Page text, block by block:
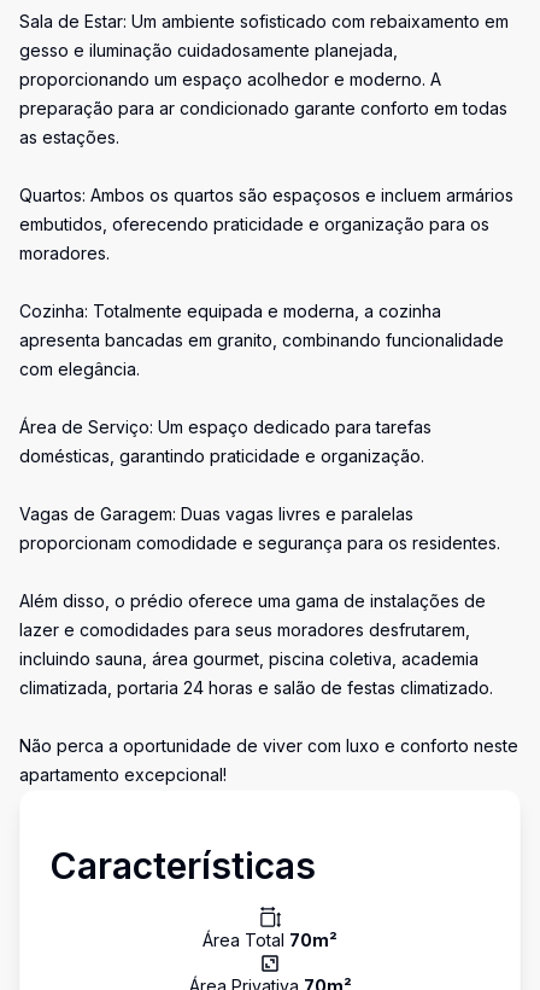
Sala de Estar: Um ambiente sofisticado com rebaixamento em
gesso e iluminação cuidadosamente planejada,
proporcionando um espaço acolhedor e moderno. A
preparação para ar condicionado garante conforto em todas
as estações.
Quartos: Ambos os quartos são espaçosos e incluem armários
embutidos, oferecendo praticidade e organização para os
moradores.
Cozinha: Totalmente equipada e moderna, a cozinha
apresenta bancadas em granito, combinando funcionalidade
com elegância.
Área de Serviço: Um espaço dedicado para tarefas
domésticas, garantindo praticidade e organização.
Vagas de Garagem: Duas vagas livres e paralelas
proporcionam comodidade e segurança para os residentes.
Além disso, o prédio oferece uma gama de instalações de
lazer e comodidades para seus moradores desfrutarem,
incluindo sauna, área gourmet, piscina coletiva, academia
climatizada, portaria 24 horas e salão de festas climatizado.
Não perca a oportunidade de viver com luxo e conforto neste
apartamento excepcional!
Características
Área Total 70m²
Área Privativa 70m²